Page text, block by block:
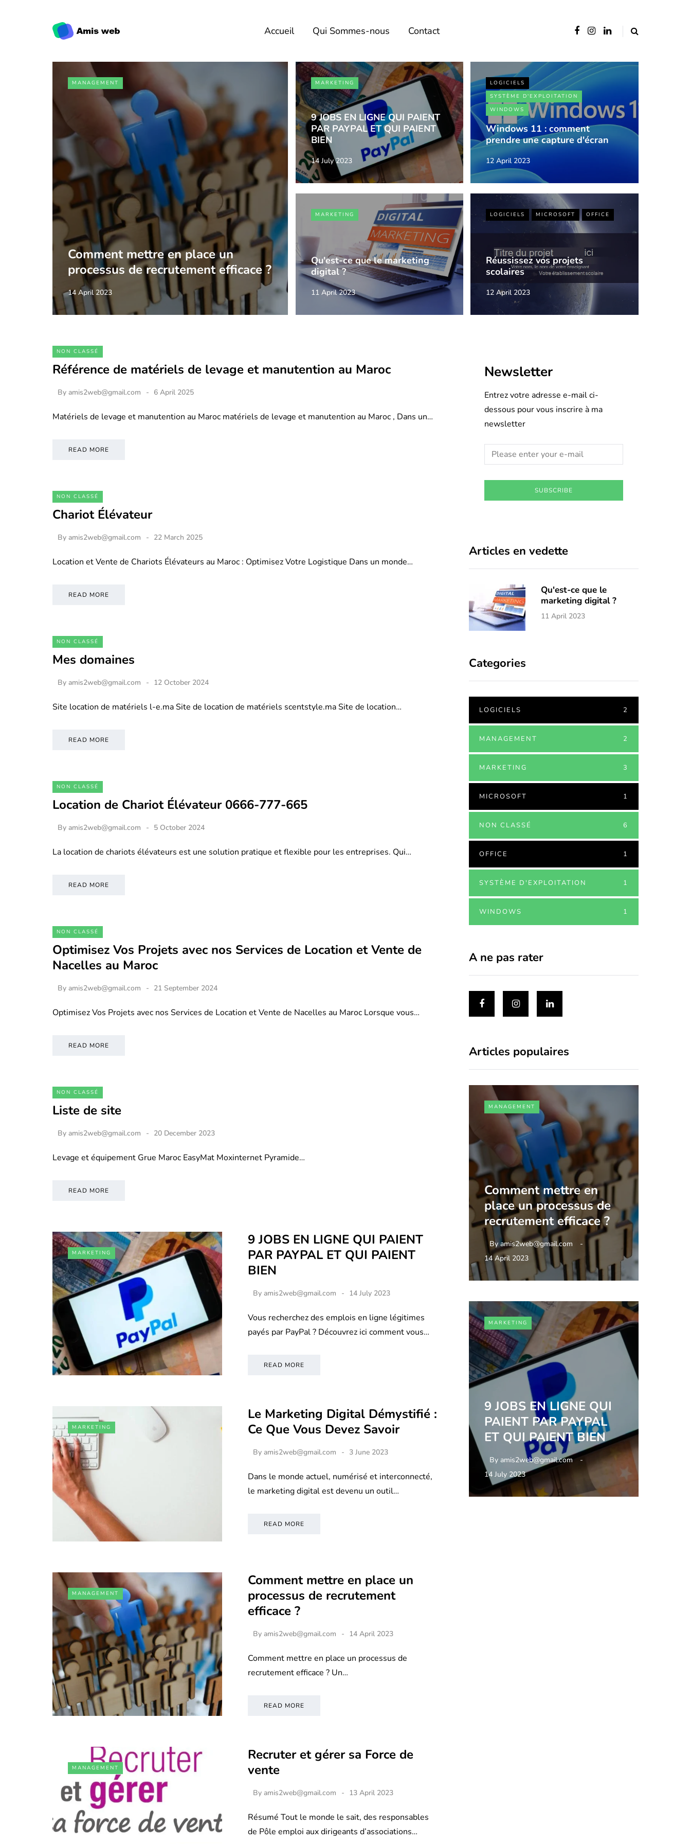
Accueil Qui Sommes-nous Contact
MANAGEMENT
Comment mettre en place un
processus de recrutement efficace ?
14 April 2023
MARKETING
9 JOBS EN LIGNE QUI PAIENT
PAR PAYPAL ET QUI PAIENT
BIEN
14 July 2023
LOGICIELS
SYSTÈME D'EXPLOITATION
WINDOWS
Windows 11 : comment
prendre une capture d'écran
12 April 2023
MARKETING
Qu'est-ce que le marketing
digital ?
11 April 2023
LOGICIELS MICROSOFT OFFICE
Réussissez vos projets
scolaires
12 April 2023
NON CLASSÉ
Référence de matériels de levage et manutention au Maroc
By amis2web@gmail.com 6 April 2025
Matériels de levage et manutention au Maroc matériels de levage et manutention au Maroc , Dans un…
READ MORE
NON CLASSÉ
Chariot Élévateur
By amis2web@gmail.com 22 March 2025
Location et Vente de Chariots Élévateurs au Maroc : Optimisez Votre Logistique Dans un monde…
READ MORE
NON CLASSÉ
Mes domaines
By amis2web@gmail.com 12 October 2024
Site location de matériels l-e.ma Site de location de matériels scentstyle.ma Site de location…
READ MORE
NON CLASSÉ
Location de Chariot Élévateur 0666-777-665
By amis2web@gmail.com 5 October 2024
La location de chariots élévateurs est une solution pratique et flexible pour les entreprises. Qui…
READ MORE
NON CLASSÉ
Optimisez Vos Projets avec nos Services de Location et Vente de
Nacelles au Maroc
By amis2web@gmail.com 21 September 2024
Optimisez Vos Projets avec nos Services de Location et Vente de Nacelles au Maroc Lorsque vous…
READ MORE
NON CLASSÉ
Liste de site
By amis2web@gmail.com 20 December 2023
Levage et équipement Grue Maroc EasyMat Moxinternet Pyramide…
READ MORE
MARKETING
9 JOBS EN LIGNE QUI PAIENT
PAR PAYPAL ET QUI PAIENT
BIEN
By amis2web@gmail.com 14 July 2023
Vous recherchez des emplois en ligne légitimes
payés par PayPal ? Découvrez ici comment vous…
READ MORE
MARKETING
Le Marketing Digital Démystifié :
Ce Que Vous Devez Savoir
By amis2web@gmail.com 3 June 2023
Dans le monde actuel, numérisé et interconnecté,
le marketing digital est devenu un outil…
READ MORE
MANAGEMENT
Comment mettre en place un
processus de recrutement
efficace ?
By amis2web@gmail.com 14 April 2023
Comment mettre en place un processus de
recrutement efficace ? Un…
READ MORE
MANAGEMENT
Recruter et gérer sa Force de
vente
By amis2web@gmail.com 13 April 2023
Résumé Tout le monde le sait, des responsables
de Pôle emploi aux dirigeants d’associations…
Newsletter
Entrez votre adresse e-mail ci-
dessous pour vous inscrire à ma
newsletter
SUBSCRIBE
Articles en vedette
Qu'est-ce que le
marketing digital ?
11 April 2023
Categories
LOGICIELS 2
MANAGEMENT 2
MARKETING 3
MICROSOFT 1
NON CLASSÉ 6
OFFICE 1
SYSTÈME D'EXPLOITATION 1
WINDOWS 1
A ne pas rater
Articles populaires
MANAGEMENT
Comment mettre en
place un processus de
recrutement efficace ?
Byamis2web@gmail.com
14 April 2023
MARKETING
9 JOBS EN LIGNE QUI
PAIENT PAR PAYPAL
ET QUI PAIENT BIEN
By amis2web@gmail.com
14 July 2023